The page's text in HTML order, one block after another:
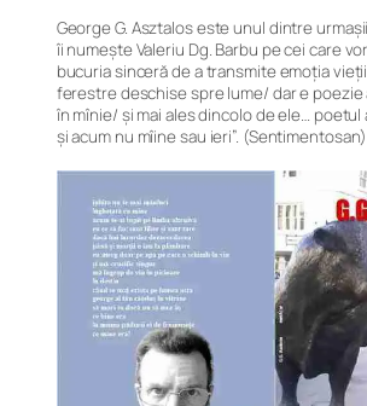
George G. Asztalos este unul dintre
îi numește Valeriu Dg. Barbu pe cei care
bucuria sinceră de a transmite emoția
ferestre deschise spre lume/ dar e poezie
în mînie/ şi mai ales dincolo de ele…
şi acum nu mîine sau ieri”. (Sentimentosan)